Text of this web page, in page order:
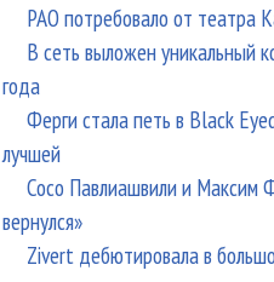
РАО потребовало от театра
В сеть выложен уникальный
года
Ферги стала петь в Black
лучшей
Сосо Павлиашвили и Максим
вернулся»
Zivert дебютировала в